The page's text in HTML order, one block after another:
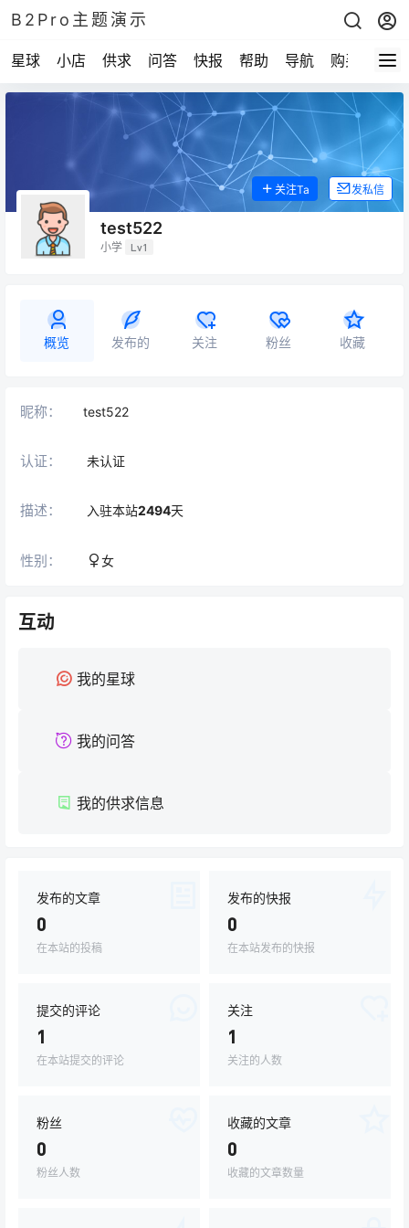
B2Pro主题演示
星球 小店 供求 问答 快报 帮助 导航 购买
test522
小学 Lv1
关注Ta 发私信
概览 发布的 关注 粉丝 收藏
昵称： test522
认证： 未认证
描述： 入驻本站2494天
性别： 女
互动
我的星球
我的问答
我的供求信息
发布的文章
0
在本站的投稿
发布的快报
0
在本站发布的快报
提交的评论
1
在本站提交的评论
关注
1
关注的人数
粉丝
0
粉丝人数
收藏的文章
0
收藏的文章数量